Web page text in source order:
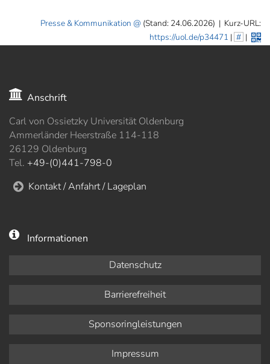
Presse & Kommunikation (Stand: 24.06.2026) | Kurz-URL:
https://uol.de/p34471 | # |
Anschrift
Carl von Ossietzky Universität Oldenburg
Ammerländer Heerstraße 114-118
26129 Oldenburg
Tel. +49-(0)441-798-0
Kontakt / Anfahrt / Lageplan
Informationen
Datenschutz
Barrierefreiheit
Sponsoringleistungen
Impressum